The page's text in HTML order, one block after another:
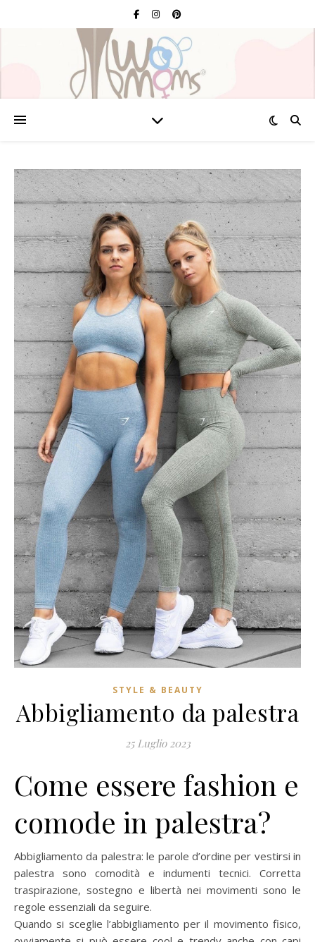
STYLE & BEAUTY
Abbigliamento da palestra
25 Luglio 2023
Come essere fashion e
comode in palestra?
Abbigliamento da palestra: le parole d’ordine per vestirsi in
palestra sono comodità e indumenti tecnici. Corretta
traspirazione, sostegno e libertà nei movimenti sono le
regole essenziali da seguire.
Quando si sceglie l’abbigliamento per il movimento fisico,